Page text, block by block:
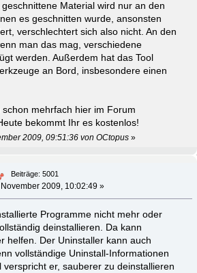
Material wird nur an den
es geschnitten wurde, ansonsten
verschlechtert sich also nicht. An den
man das mag, verschiedene
werden. Außerdem hat das Tool
an Bord, insbesondere einen
schon mehrfach hier im Forum
bekommt Ihr es kostenlos!
2009, 09:51:36 von OCtopus »
Beiträge: 5001
2009, 10:02:49 »
Programme nicht mehr oder
deinstallieren. Da kann
helfen. Der Uninstaller kann auch
vollständige Uninstall-Informationen
er, sauberer zu deinstallieren